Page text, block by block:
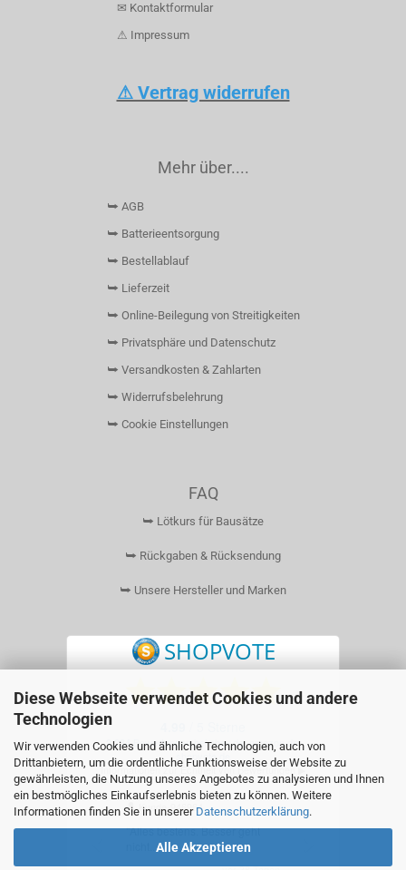
Diese Webseite verwendet Cookies und andere
Technologien
Wir verwenden Cookies und ähnliche Technologien, auch von
Drittanbietern, um die ordentliche Funktionsweise der Website zu
gewährleisten, die Nutzung unseres Angebotes zu analysieren und Ihnen
ein bestmögliches Einkaufserlebnis bieten zu können. Weitere
Informationen finden Sie in unserer Datenschutzerklärung.
Alle Akzeptieren
✉ Kontaktformular
⚠ Impressum
⚠ Vertrag widerrufen
Mehr über....
⮩ AGB
⮩ Batterieentsorgung
⮩ Bestellablauf
⮩ Lieferzeit
⮩ Online-Beilegung von Streitigkeiten
⮩ Privatsphäre und Datenschutz
⮩ Versandkosten & Zahlarten
⮩ Widerrufsbelehrung
⮩ Cookie Einstellungen
FAQ
⮩ Lötkurs für Bausätze
⮩ Rückgaben & Rücksendung
⮩ Unsere Hersteller und Marken